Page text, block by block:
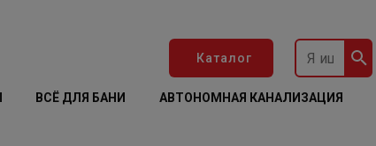
Каталог
ВСЁ ДЛЯ БАНИ АВТОНОМНАЯ КАНАЛИЗАЦИЯ